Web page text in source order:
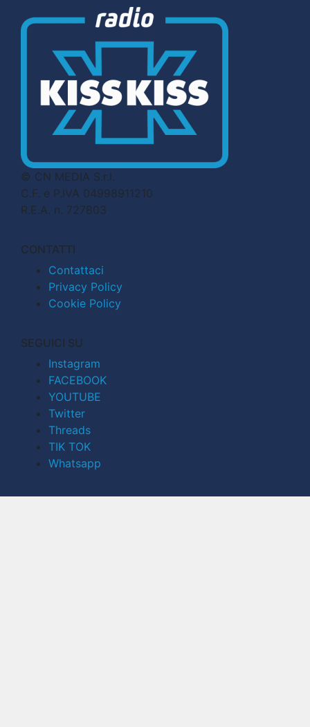
© CN MEDIA S.r.l.
C.F. e P.IVA 04998911210
R.E.A. n. 727803
CONTATTI
Contattaci
Privacy Policy
Cookie Policy
SEGUICI SU
Instagram
FACEBOOK
YOUTUBE
Twitter
Threads
TIK TOK
Whatsapp